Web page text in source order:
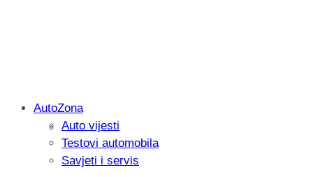
Savjetujemo: Što učiniti kada vaš
AutoZona
Auto vijesti
Testovi automobila
Savjeti i servis